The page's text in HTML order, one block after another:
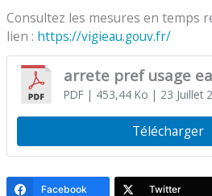
Consultez les mesures en temps
lien : https://vigieau.gouv.fr/
arrete pref usage
PDF| 453,44 Ko | 23 Juillet
Télécharger
Facebook Twitter